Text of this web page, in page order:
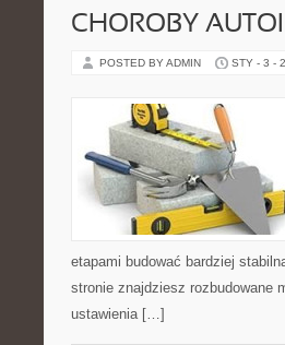
CHOROBY
POSTED BY ADMIN STY - 3 -
etapami budować bardziej
stronie znajdziesz rozbudowane
ustawienia […]